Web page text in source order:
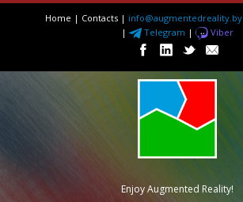
Home | Contacts | info@augmentedreality.by
|
Telegram | Viber
Enjoy Augmented Reality!